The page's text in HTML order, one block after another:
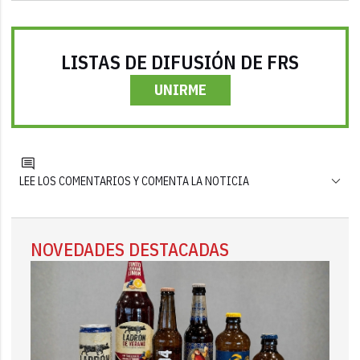
LISTAS DE DIFUSIÓN DE FRS
UNIRME
LEE LOS COMENTARIOS Y COMENTA LA NOTICIA
NOVEDADES DESTACADAS